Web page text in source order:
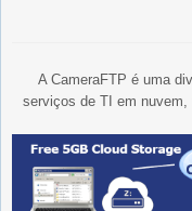
A CameraFTP é uma
serviços de TI em nuvem,